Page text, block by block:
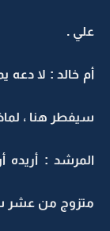
علي .
أم خالد : لا
سيفطر هنا ،
المرشد : أريده
متزوج من عشر